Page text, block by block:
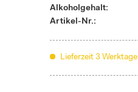
Alkoholgehalt:
Artikel-Nr.:
Lieferzeit 3 Werktage